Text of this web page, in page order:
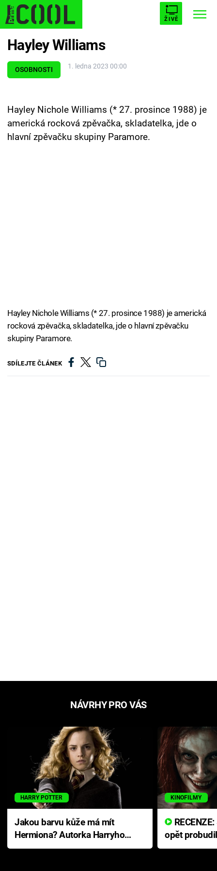
ŽIVĚ
Trendy: STARHOUSE BUFFY, PŘEMOŽITELKA UPÍRŮ
ESCAPE PLNEJ KOTEL AVENGERS 5
Témata
Přihlášení
Sledujte nás
OSOBNOSTI 1. ledna 2023 00:00
Hayley Williams
Hayley Nichole Williams (* 27. prosince 1988) je
americká rocková zpěvačka, skladatelka, jde o
hlavní zpěvačku skupiny Paramore.
Hayley Nichole Williams (* 27. prosince 1988) je americká
rocková zpěvačka, skladatelka, jde o hlavní zpěvačku
skupiny Paramore.
SDÍLEJTE ČLÁNEK
NÁVRHY PRO VÁS
HARRY POTTER
Jakou barvu kůže má mít
Hermiona? Autorka Harryho
Pottera přišla s ráznou
KINOFILMY
opět
přichází s